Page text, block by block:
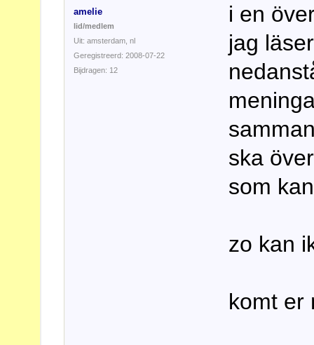
amelie
lid/medlem
Uit: amsterdam, nl
Geregistreerd: 2008-07-22
Bijdragen: 12
i en
jag
ska
som
zo kan
komt er